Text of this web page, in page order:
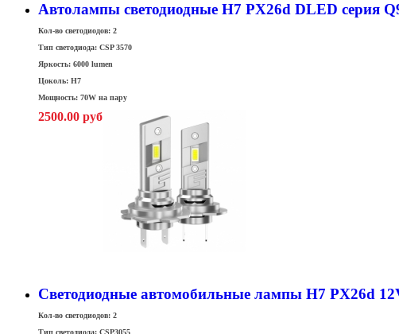
Автолампы светодиодные H7 PX26d DLED серия
Кол-во светодиодов: 2
Тип светодиода: CSP 3570
Яркость: 6000 lumen
Цоколь: H7
Мощность: 70W на пару
2500.00 руб
Светодиодные автомобильные лампы H7 PX26d
Кол-во светодиодов: 2
Тип светодиода: CSP3055